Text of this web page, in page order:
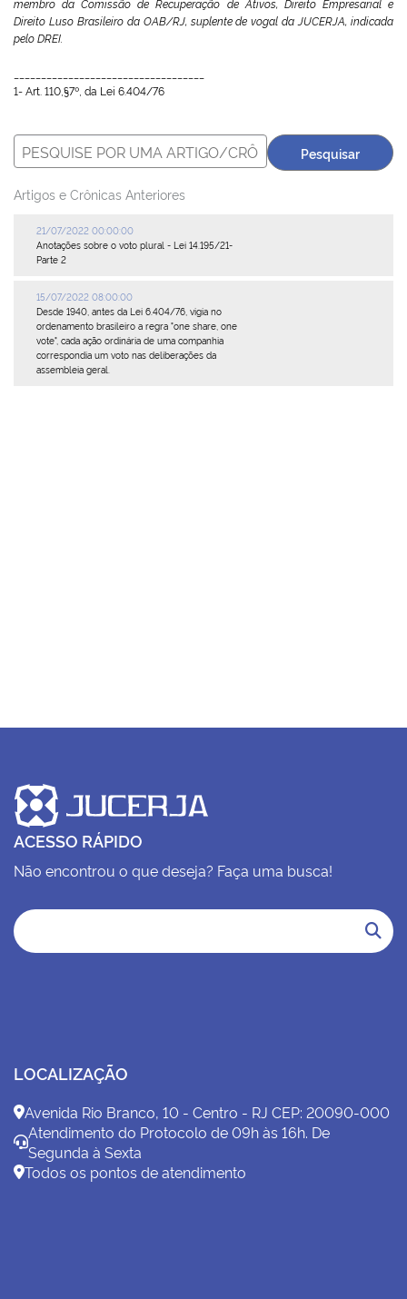
membro da Comissão de Recuperação de Ativos, Direito Empresarial e
Direito Luso Brasileiro da OAB/RJ, suplente de vogal da JUCERJA, indicada
pelo DREI.
1- Art. 110,§7º, da Lei 6.404/76
Artigos e Crônicas Anteriores
21/07/2022 00:00:00
Anotações sobre o voto plural - Lei 14.195/21-
Parte 2
15/07/2022 08:00:00
Desde 1940, antes da Lei 6.404/76, vigia no
ordenamento brasileiro a regra "one share, one
vote", cada ação ordinária de uma companhia
correspondia um voto nas deliberações da
assembleia geral.
ACESSO RÁPIDO
Não encontrou o que deseja? Faça uma busca!
LOCALIZAÇÃO
Avenida Rio Branco, 10 - Centro - RJ CEP: 20090-000
Atendimento do Protocolo de 09h às 16h. De
Segunda à Sexta
Todos os pontos de atendimento